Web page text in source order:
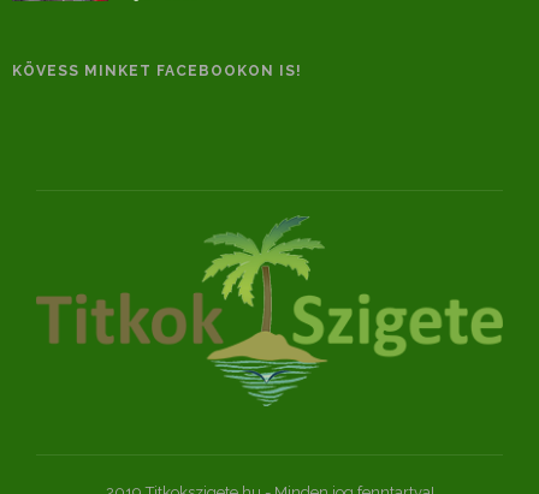
KÖVESS MINKET FACEBOOKON IS!